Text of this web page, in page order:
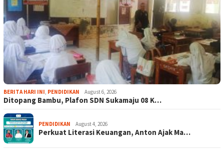
BERITA HARI INI, PENDIDIKAN August 6, 2026
Ditopang Bambu, Plafon SDN Sukamaju 08 K…
PENDIDIKAN August 4, 2026
Perkuat Literasi Keuangan, Anton Ajak Ma…